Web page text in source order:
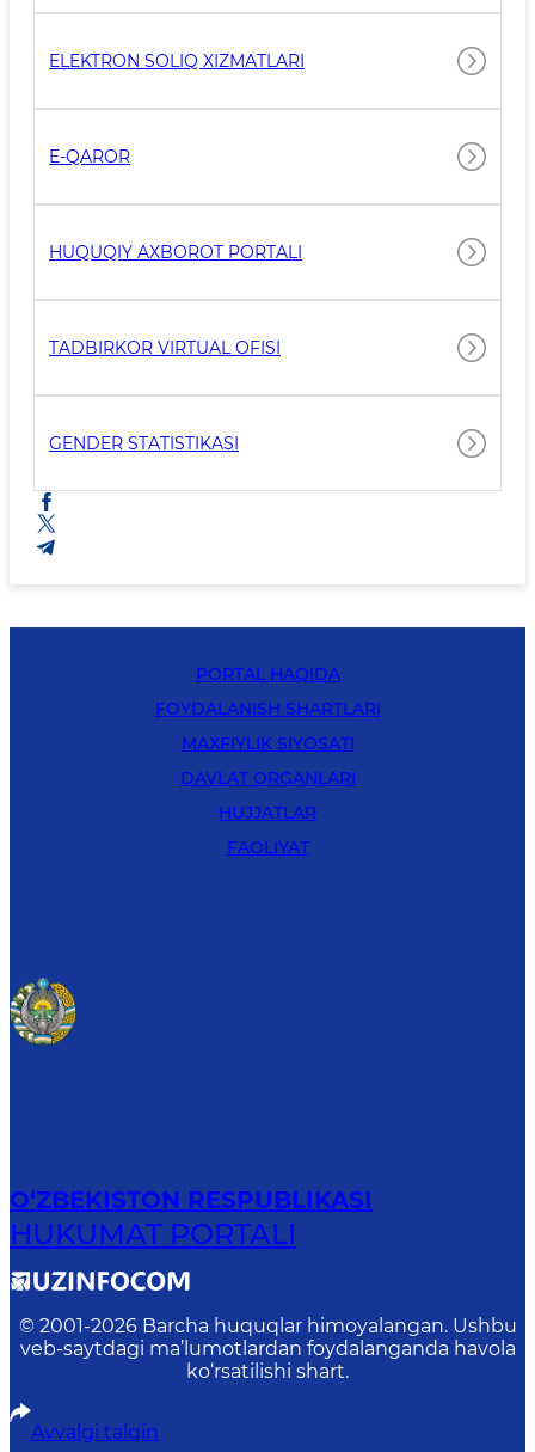
ELEKTRON SOLIQ XIZMATLARI
E-QAROR
HUQUQIY AXBOROT PORTALI
TADBIRKOR VIRTUAL OFISI
GENDER STATISTIKASI
PORTAL HAQIDA
FOYDALANISH SHARTLARI
MAXFIYLIK SIYOSATI
DAVLAT ORGANLARI
HUJJATLAR
FAOLIYAT
O‘ZBEKISTON RESPUBLIKASI
HUKUMAT PORTALI
© 2001-2026 Barcha huquqlar himoyalangan. Ushbu
veb-saytdagi ma’lumotlardan foydalanganda havola
ko‘rsatilishi shart.
Avvalgi talqin